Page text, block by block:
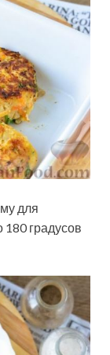
для
180 градусов